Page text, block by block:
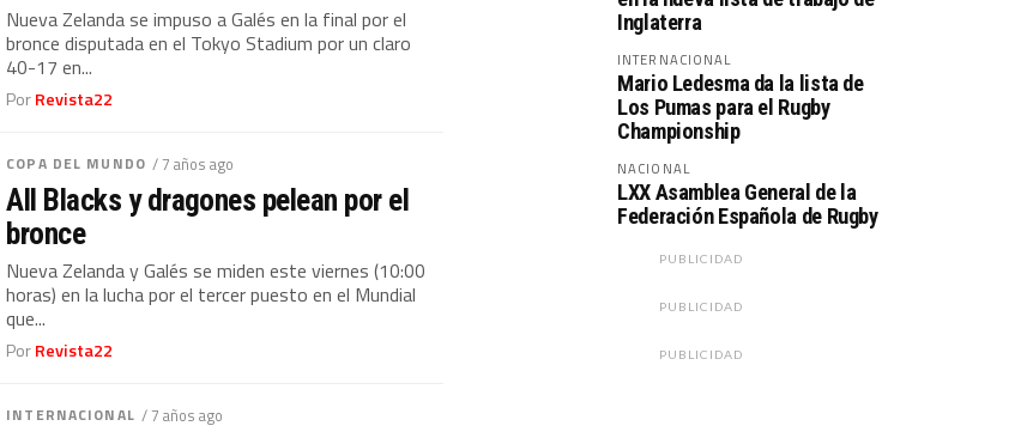
Nueva Zelanda se impuso a Galés en la final por el
bronce disputada en el Tokyo Stadium por un claro
40-17 en...
PorRevista22
COPA DEL MUNDO / 7 años ago
All Blacks y dragones pelean por el
bronce
Nueva Zelanda y Galés se miden este viernes (10:00
horas) en la lucha por el tercer puesto en el Mundial
que...
PorRevista22
INTERNACIONAL / 7 años ago
Inglaterra
INTERNACIONAL
Mario Ledesma da la lista de
Los Pumas para el Rugby
Championship
NACIONAL
LXX Asamblea General de la
Federación Española de Rugby
PUBLICIDAD
PUBLICIDAD
PUBLICIDAD